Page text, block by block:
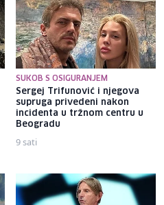
SUKOB S OSIGURANJEM
Sergej Trifunović i njegova
supruga privedeni nakon
incidenta u tržnom centru u
Beogradu
9 sati